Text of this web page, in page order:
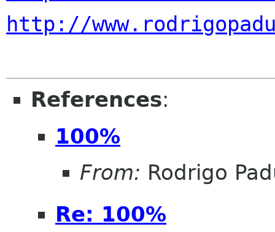
http://
References:
100%
From: Rodrigo
Re: 100%